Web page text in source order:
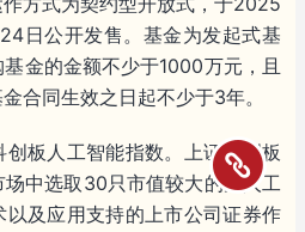
日公开发售。基金为发起式基
金的金额不少于1000万元，且
合同生效之日起不少于3年。
板人工智能指数。上证科创板
中选取30只市值较大的为人工
及应用支持的上市公司证券作